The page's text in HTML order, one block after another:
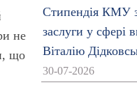
не
що
Стипендія КМУ
заслуги у сфері
Віталію
30-07-2026